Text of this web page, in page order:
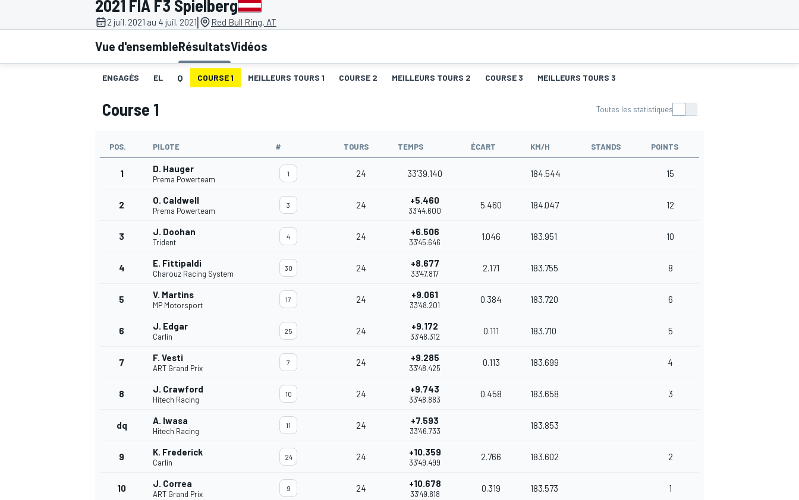
2021 FIA F3 Spielberg
2 juil. 2021 au 4 juil. 2021| Red Bull Ring, AT
Vue d'ensembleRésultatsVidéos
ENGAGÉS EL Q COURSE 1 MEILLEURS TOURS 1 COURSE 2 MEILLEURS TOURS 2 COURSE 3 MEILLEURS TOURS 3
Course 1 Toutes les statistiques
POS. PILOTE # TOURS TEMPS ÉCART KM/H STANDS POINTS
1 D. Hauger
Prema Powerteam
1 24 33'39.140 184.544 15
2 O. Caldwell
Prema Powerteam
3 24 +5.460
33'44.600
5.460 184.047 12
3 J. Doohan
Trident
4 24 +6.506
33'45.646
1.046 183.951 10
4 E. Fittipaldi
Charouz Racing System
30 24 +8.677
33'47.817
2.171 183.755 8
5 V. Martins
MP Motorsport
17 24 +9.061
33'48.201
0.384 183.720 6
6 J. Edgar
Carlin
25 24 +9.172
33'48.312
0.111 183.710 5
7 F. Vesti
ART Grand Prix
7 24 +9.285
33'48.425
0.113 183.699 4
8 J. Crawford
Hitech Racing
10 24 +9.743
33'48.883
0.458 183.658 3
dq A. Iwasa
Hitech Racing
11 24 +7.593
33'46.733
183.853
9 K. Frederick
Carlin
24 24 +10.359
33'49.499
2.766 183.602 2
10 J. Correa
ART Grand Prix
9 24 +10.678
33'49.818
0.319 183.573 1